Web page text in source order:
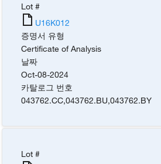
Lot #
U16K012
증명서 유형
Certificate of Analysis
날짜
Oct-08-2024
카탈로그 번호
043762.CC,043762.BU,043762.BY
Lot #